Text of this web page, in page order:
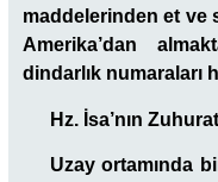
maddelerinden et ve
Amerika’dan
dindarlık numaraları
Hz. İsa’nın
Uzay ortamında